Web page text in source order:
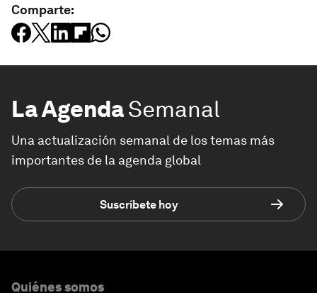
Comparte:
La AgendaSemanal
Una actualización semanal de los temas más
importantes de la agenda global
Suscríbete hoy
Quiénes somos